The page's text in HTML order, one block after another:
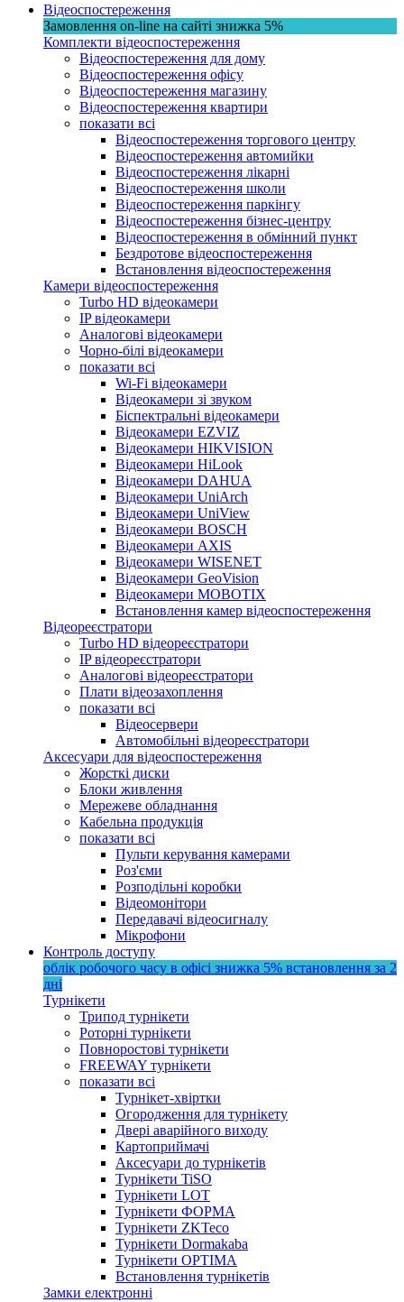
Відеоспостереження
Замовлення on-line на сайті знижка 5%
Комплекти відеоспостереження
Відеоспостереження для дому
Відеоспостереження офісу
Відеоспостереження магазину
Відеоспостереження квартири
показати всі
Відеоспостереження торгового центру
Відеоспостереження автомийки
Відеоспостереження лікарні
Відеоспостереження школи
Відеоспостереження паркінгу
Відеоспостереження бізнес-центру
Відеоспостереження в обмінний пункт
Бездротове відеоспостереження
Встановлення відеоспостереження
Камери відеоспостереження
Turbo HD відеокамери
IP відеокамери
Аналогові відеокамери
Чорно-білі відеокамери
показати всі
Wi-Fi відеокамери
Відеокамери зі звуком
Біспектральні відеокамери
Відеокамери EZVIZ
Відеокамери HIKVISION
Відеокамери HiLook
Відеокамери DAHUA
Відеокамери UniArch
Відеокамери UniView
Відеокамери BOSCH
Відеокамери AXIS
Відеокамери WISENET
Відеокамери GeoVision
Відеокамери MOBOTIX
Встановлення камер відеоспостереження
Відеореєстратори
Turbo HD відеореєстратори
IP відеореєстратори
Аналогові відеореєстратори
Плати відеозахоплення
показати всі
Відеосервери
Автомобільні відеореєстратори
Аксесуари для відеоспостереження
Жорсткі диски
Блоки живлення
Мережеве обладнання
Кабельна продукція
показати всі
Пульти керування камерами
Роз'єми
Розподільні коробки
Відеомонітори
Передавачі відеосигналу
Мікрофони
Контроль доступу
облік робочого часу в офісі знижка 5% встановлення за 2
дні
Турнікети
Трипод турнікети
Роторні турнікети
Повноростові турнікети
FREEWAY турнікети
показати всі
Турнікет-хвіртки
Огородження для турнікету
Двері аварійного виходу
Картоприймачі
Аксесуари до турнікетів
Турнікети TiSO
Турнікети LOT
Турнікети ФОРМА
Турнікети ZKTeco
Турнікети Dormakaba
Турнікети OPTIMA
Встановлення турнікетів
Замки електронні